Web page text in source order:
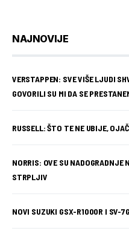
NAJNOVIJE
VERSTAPPEN: SVE VIŠE LJUDI
GOVORILI SU MI DA SE
RUSSELL: ŠTO TE NE UBIJE,
NORRIS: OVE SU NADOGRADNJE
STRPLJIV
NOVI SUZUKI GSX-R1000R I SV-